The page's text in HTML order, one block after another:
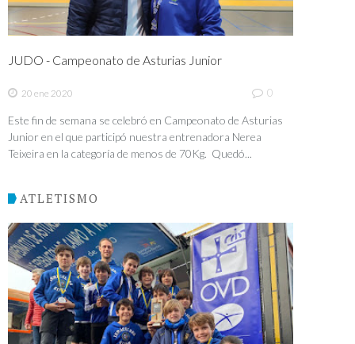
JUDO - Campeonato de Asturias Junior
20 ene 2020 0
Este fin de semana se celebró en Campeonato de Asturias
Junior en el que participó nuestra entrenadora Nerea
Teixeira en la categoría de menos de 70Kg. Quedó...
ATLETISMO